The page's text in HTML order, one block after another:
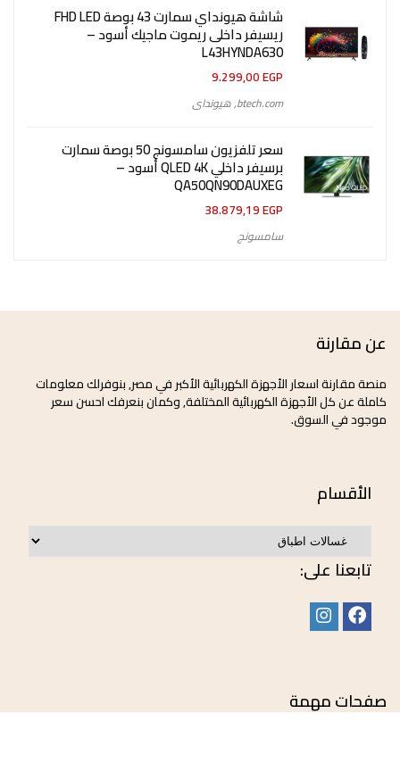
شاشة هيونداي سمارت 43 بوصة FHD LED
ريسيفر داخلى ريموت ماجيك أسود –
L43HYNDA630
9.299,00EGP
btech.com
,هيونداى
سعر تلفزيون سامسونج 50 بوصة سمارت
برسيفر داخلي QLED 4K أسود –
QA50QN90DAUXEG
38.879,19EGP
سامسونج
عن مقارنة
منصة مقارنة اسعار الأجهزة الكهربائية الأكبر في مصر, بنوفرلك معلومات
كاملة عن كل الأجهزة الكهربائية المختلفة, وكمان بنعرفك احسن سعر
موجود في السوق.
الأقسام
تابعنا على:
صفحات مهمة